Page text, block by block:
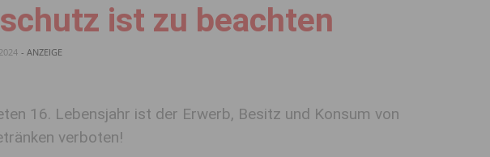
ist zu beachten
- ANZEIGE
16. Lebensjahr ist der Erwerb, Besitz und Konsum von
verboten!